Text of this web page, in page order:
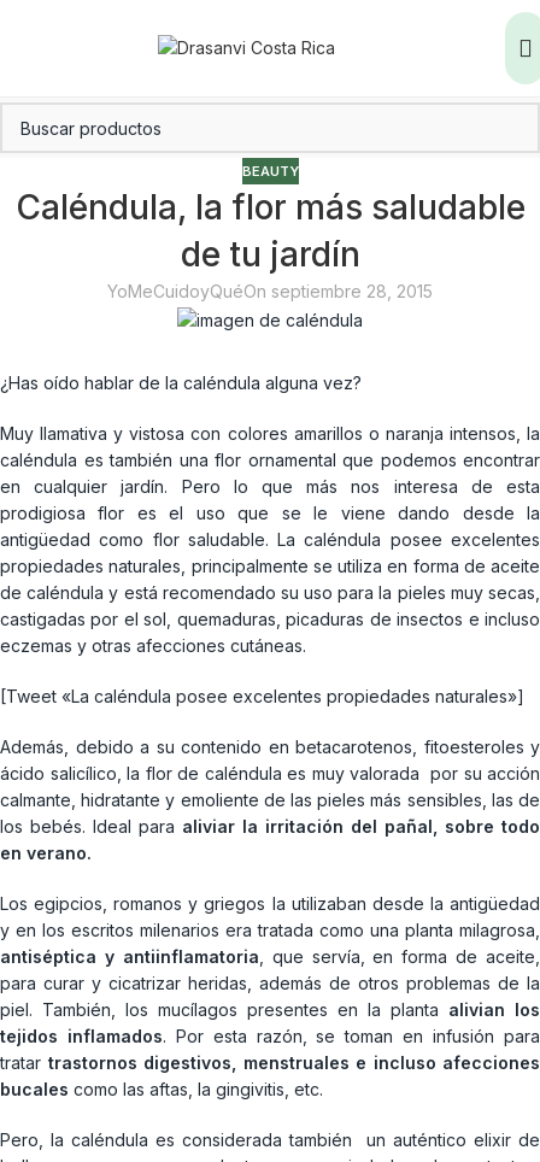
BEAUTY
Caléndula, la flor más saludable
de tu jardín
YoMeCuidoyQuéOn septiembre 28, 2015
¿Has oído hablar de la caléndula alguna vez?
Muy llamativa y vistosa con colores amarillos o naranja intensos, la
caléndula es también una flor ornamental que podemos encontrar
en cualquier jardín. Pero lo que más nos interesa de esta
prodigiosa flor es el uso que se le viene dando desde la
antigüedad como flor saludable. La caléndula posee excelentes
propiedades naturales, principalmente se utiliza en forma de aceite
de caléndula y está recomendado su uso para la pieles muy secas,
castigadas por el sol, quemaduras, picaduras de insectos e incluso
eczemas y otras afecciones cutáneas.
[Tweet «La caléndula posee excelentes propiedades naturales»]
Además, debido a su contenido en betacarotenos, fitoesteroles y
ácido salicílico, la flor de caléndula es muy valorada por su acción
calmante, hidratante y emoliente de las pieles más sensibles, las de
los bebés. Ideal para aliviar la irritación del pañal, sobre todo
en verano.
Los egipcios, romanos y griegos la utilizaban desde la antigüedad
y en los escritos milenarios era tratada como una planta milagrosa,
antiséptica y antiinflamatoria , que servía, en forma de aceite,
para curar y cicatrizar heridas, además de otros problemas de la
piel. También, los mucílagos presentes en la planta alivian los
tejidos inflamados. Por esta razón, se toman en infusión para
tratar trastornos digestivos, menstruales e incluso afecciones
bucales como las aftas, la gingivitis, etc.
Pero, la caléndula es considerada también un auténtico elixir de